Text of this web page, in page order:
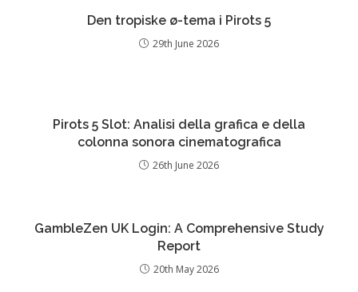
Den tropiske ø-tema i Pirots 5
29th June 2026
Pirots 5 Slot: Analisi della grafica e della
colonna sonora cinematografica
26th June 2026
GambleZen UK Login: A Comprehensive Study
Report
20th May 2026